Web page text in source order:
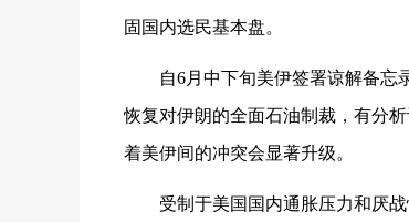
固国内选民基本盘。
自6月中下旬美伊签署谅解备忘
恢复对伊朗的全面石油制裁，有分
着美伊间的冲突会显著升级。
受制于美国国内通胀压力和厌